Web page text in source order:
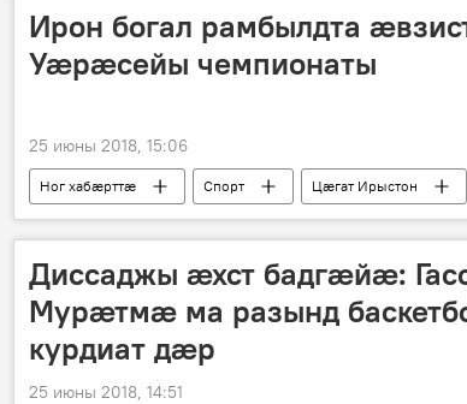
Ирон богал рамбылдта
Уӕрӕсейы чемпионаты
25 июны 2018, 15:06
Ног хабӕрттӕ Спорт Цӕгат Ирыстон
Диссаджы ӕхст бадгӕйӕ:
Мурӕтмӕ ма разынд
курдиат дӕр
25 июны 2018, 14:51